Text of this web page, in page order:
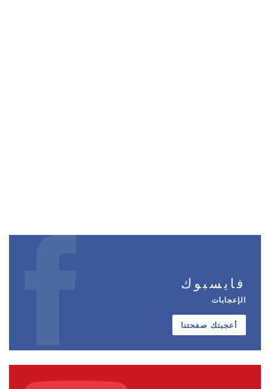
فايسبوك
الإعجابات
أعجبتك صفحتنا